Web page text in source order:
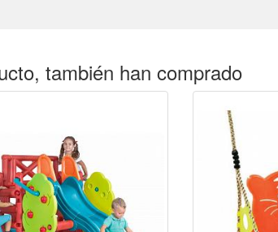
también han comprado